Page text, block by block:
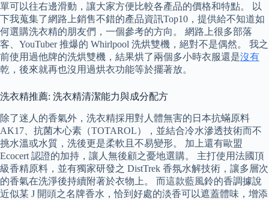
單可以往右邊滑動，讓大家方便比較各產品的價格和特點。 以
下我蒐集了網路上銷售不錯的產品資訊Top10，提供給不知道如
何選購洗衣精的朋友們，一個參考的方向。 網路上很多部落
客、YouTuber 推爆的 Whirlpool 洗烘雙機，絕對不是偶然。 我之
前使用過他牌的洗烘雙機，結果烘了兩個多小時衣服還是沒有
乾，後來就再也沒用過烘衣功能等於擺著放。
洗衣精推薦: 洗衣精清潔能力與成分配方
除了迷人的香氣外，洗衣精採用對人體無害的日本抗蟎原料
AK17、抗菌木心素（TOTAROL），並結合冷水滲透技術而不
挑水溫或水質，洗後更是柔軟且不易變形。 加上還有歐盟
Ecocert 認證的加持，讓人無後顧之憂地選購。 主打使用法國頂
級香精原料，並有獨家研發之 DistTrek 香氛水解技術，讓多層次
的香氣在洗淨後持續附著於衣物上。 而這款藍風鈴的香調據說
近似某 J 開頭之名牌香水，恰到好處的淡香可以遮蓋體味，增添